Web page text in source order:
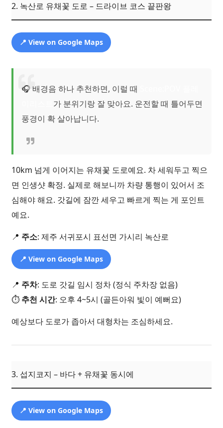
2. 녹산로 유채꽃 도로 – 드라이브 코스 끝판왕
📍 View on Google Maps
🎧 배경음 하나 추천하면, 이럴 때
가 분위기랑 잘 맞아요. 운전할 때 틀어두면
풍경이 확 살아납니다.
10km 넘게 이어지는 유채꽃 도로예요. 차 세워두고 찍으
면 인생샷 확정. 실제로 해보니까 차량 통행이 있어서 조
심해야 해요. 갓길에 잠깐 세우고 빠르게 찍는 게 포인트
예요.
📍 주소: 제주 서귀포시 표선면 가시리 녹산로
📍 View on Google Maps
📍 주차: 도로 갓길 임시 정차 (정식 주차장 없음)
⏱️ 추천 시간: 오후 4~5시 (골든아워 빛이 예뻐요)
예상보다 도로가 좁아서 대형차는 조심하세요.
3. 섭지코지 – 바다 + 유채꽃 동시에
📍 View on Google Maps